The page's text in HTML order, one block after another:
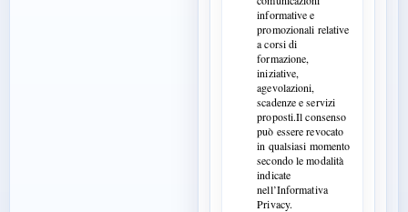
informative e
promozionali relative
a corsi di
formazione,
iniziative,
agevolazioni,
scadenze e servizi
proposti.Il consenso
può essere revocato
in qualsiasi momento
secondo le modalità
indicate
nell’Informativa
Privacy.